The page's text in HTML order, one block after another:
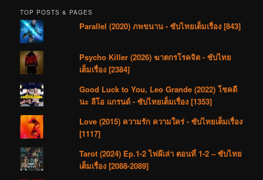
TOP POSTS & PAGES
Parallel (2020) ภพขนาน - ซับไทยเต็มเรื่อง [843]
Psycho Killer (2026) ฆาตกรโรคจิต - ซับไทย
เต็มเรื่อง [2384]
Good Luck to You, Leo Grande (2022) โชคดี
นะ ลีโอ แกรนด์ - ซับไทยเต็มเรื่อง [1353]
Love (2015) ความรัก ความใคร่ - ซับไทยเต็มเรื่อง
[1117]
Tarot (2024) Ep.1-2 ไพ่ผีเล่า ตอนที่ 1-2 – ซับไทย
เต็มเรื่อง [2088-2089]